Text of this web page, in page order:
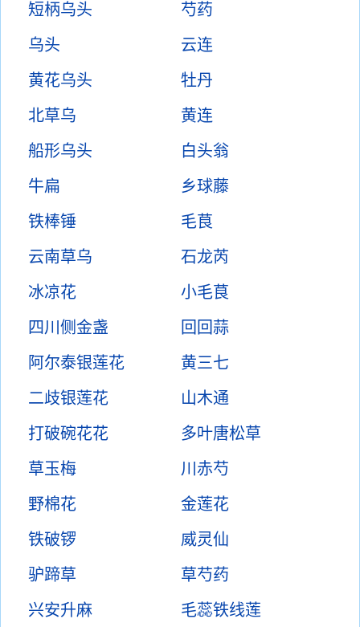
短柄乌头
芍药
乌头
云连
黄花乌头
牡丹
北草乌
黄连
船形乌头
白头翁
牛扁
乡球藤
铁棒锤
毛茛
云南草乌
石龙芮
冰凉花
小毛茛
四川侧金盏
回回蒜
阿尔泰银莲花
黄三七
二歧银莲花
山木通
打破碗花花
多叶唐松草
草玉梅
川赤芍
野棉花
金莲花
铁破锣
威灵仙
驴蹄草
草芍药
兴安升麻
毛蕊铁线莲